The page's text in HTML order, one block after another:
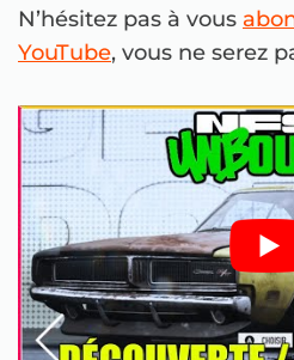
N’hésitez pas à vous
YouTube, vous ne serez